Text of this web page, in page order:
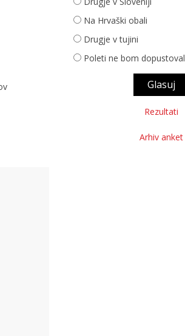
Na Hrvaški obali
Drugje v tujini
Poleti ne bom dopustoval
Rezultati
Arhiv anket